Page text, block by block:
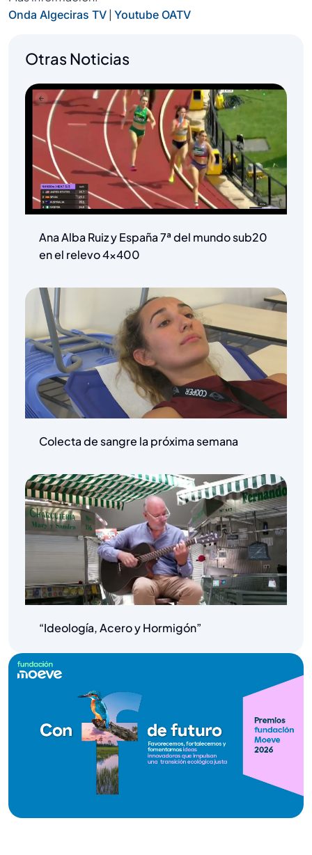
Onda Algeciras TV | Youtube OATV
Otras Noticias
Ana Alba Ruiz y España 7ª del mundo sub20
en el relevo 4×400
Colecta de sangre la próxima semana
“Ideología, Acero y Hormigón”